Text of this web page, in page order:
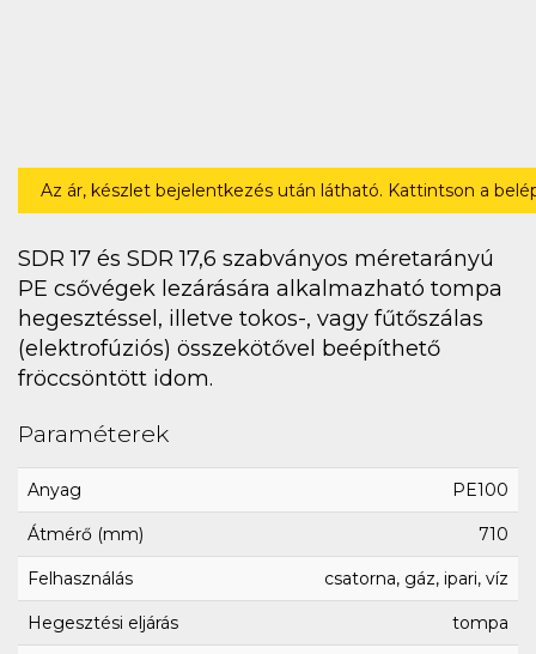
Az ár, készlet bejelentkezés után látható. Kattintson a
SDR 17 és SDR 17,6 szabványos méretarányú
PE csővégek lezárására alkalmazható tompa
hegesztéssel, illetve tokos-, vagy fűtőszálas
(elektrofúziós) összekötővel beépíthető
fröccsöntött idom.
Paraméterek
Anyag PE100
Átmérő (mm) 710
Felhasználás csatorna, gáz, ipari, víz
Hegesztési eljárás tompa